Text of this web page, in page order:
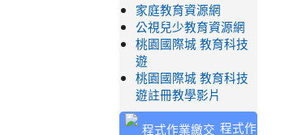
家庭教育資源網
公視兒少教育資源網
桃園國際城 教育科技
遊
桃園國際城 教育科技
遊註冊教學影片
程式作